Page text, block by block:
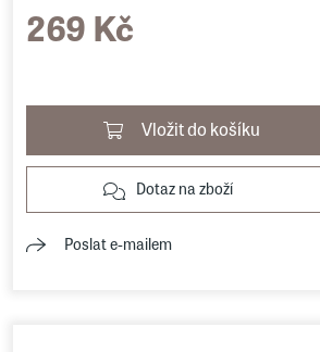
269 Kč
Vložit do košíku
Dotaz na zboží
Poslat e-mailem